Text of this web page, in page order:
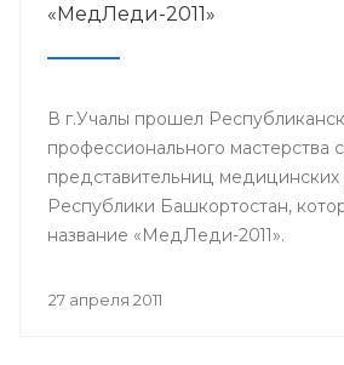
«МедЛеди-2011»
В г.Учалы прошел
профессионального мастерства
представительниц
Республики Башкортостан,
название «МедЛеди-2011».
27 апреля 2011